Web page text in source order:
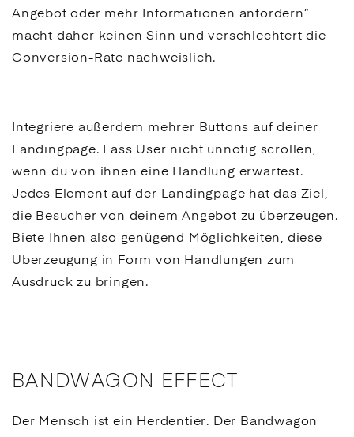
Angebot oder mehr Informationen anfordern”
macht daher keinen Sinn und verschlechtert die
Conversion-Rate nachweislich.
Integriere außerdem mehrer Buttons auf deiner
Landingpage. Lass User nicht unnötig scrollen,
wenn du von ihnen eine Handlung erwartest.
Jedes Element auf der Landingpage hat das Ziel,
die Besucher von deinem Angebot zu überzeugen.
Biete Ihnen also genügend Möglichkeiten, diese
Überzeugung in Form von Handlungen zum
Ausdruck zu bringen.
BANDWAGON EFFECT
Der Mensch ist ein Herdentier. Der Bandwagon